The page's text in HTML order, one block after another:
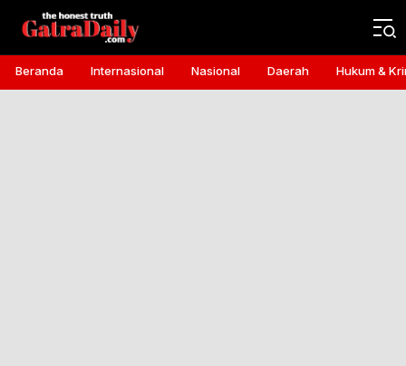
Gatra Daily
the honest truth
Beranda Internasional Nasional Daerah Hukum &